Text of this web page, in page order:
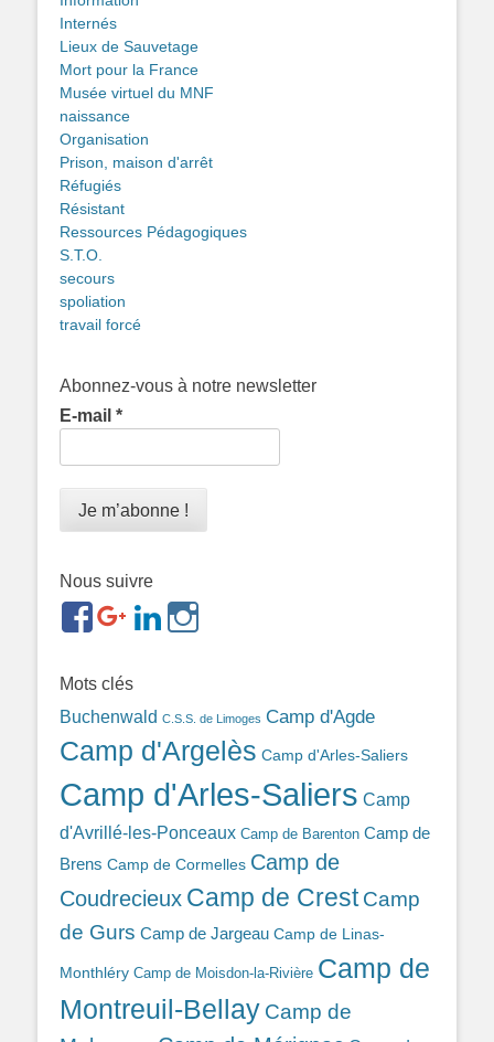
Internés
Lieux de Sauvetage
Mort pour la France
Musée virtuel du MNF
naissance
Organisation
Prison, maison d'arrêt
Réfugiés
Résistant
Ressources Pédagogiques
S.T.O.
secours
spoliation
travail forcé
Abonnez-vous à notre newsletter
E-mail *
Nous suivre
https://www.facebook.com/groups/
ref=br_rs
https://plus.google.com/b/
https://www.linkedin.com/in/gigi-
bonin-
Mots clés
Buchenwald C.S.S. de Limoges Camp d'Agde
Camp d'Argelès Camp d'Arles-Saliers
Camp d'Arles-Saliers Camp
d'Avrillé-les-Ponceaux Camp de Barenton Camp de
Brens Camp de Cormelles Camp de
Coudrecieux Camp de Crest Camp
de Gurs Camp de Jargeau Camp de Linas-
Monthléry Camp de Moisdon-la-Rivière Camp de
Montreuil-Bellay Camp de